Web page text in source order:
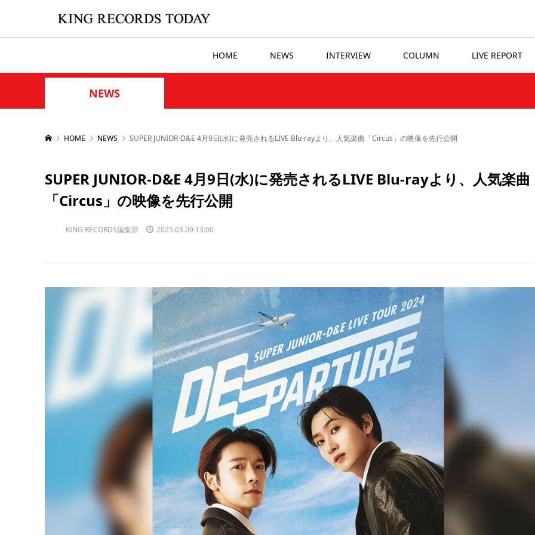
HOME NEWS INTERVIEW COLUMN LIVE REPORT
NEWS
HOME NEWS SUPER JUNIOR-D&E 4月9日(水)に発売されるLIVE Blu-rayより、人気楽曲「Circus」の映像を先行公開
SUPER JUNIOR-D&E 4月9日(水)に発売されるLIVE Blu-rayより、人気楽曲
「Circus」の映像を先行公開
KING RECORDS編集部 2025.03.09 13:00